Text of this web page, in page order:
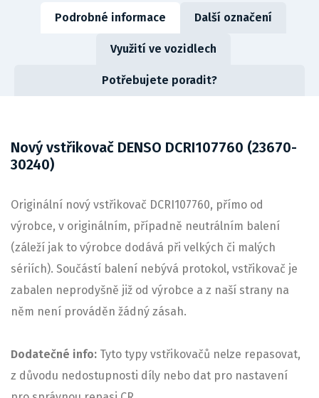
Podrobné informace Další označení
Využití ve vozidlech
Potřebujete poradit?
Nový vstřikovač DENSO DCRI107760 (23670-
30240)
Originální nový vstřikovač DCRI107760, přímo od
výrobce, v originálním, případně neutrálním balení
(záleží jak to výrobce dodává při velkých či malých
sériích). Součástí balení nebývá protokol, vstřikovač je
zabalen neprodyšně již od výrobce a z naší strany na
něm není prováděn žádný zásah.
Dodatečné info: Tyto typy vstřikovačů nelze repasovat,
z důvodu nedostupnosti díly nebo dat pro nastavení